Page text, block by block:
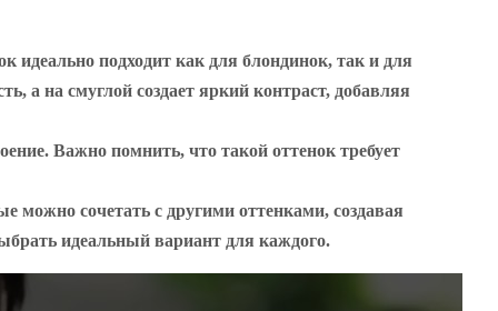
идеально подходит как для блондинок, так и для
а на смуглой создает яркий контраст, добавляя
Важно помнить, что такой оттенок требует
сочетать с другими оттенками, создавая
идеальный вариант для каждого.